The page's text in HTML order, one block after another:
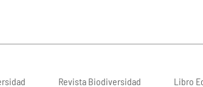
Revista Biodiversidad Libro